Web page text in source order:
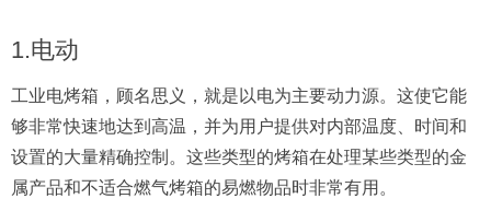
1.电动
工业电烤箱，顾名思义，就是以电为主要动力源。这使它能
够非常快速地达到高温，并为用户提供对内部温度、时间和
设置的大量精确控制。这些类型的烤箱在处理某些类型的金
属产品和不适合燃气烤箱的易燃物品时非常有用。